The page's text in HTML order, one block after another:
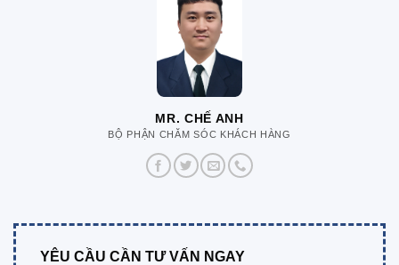
MR. CHẾ ANH
BỘ PHẬN CHĂM SÓC KHÁCH HÀNG
YÊU CẦU CẦN TƯ VẤN NGAY